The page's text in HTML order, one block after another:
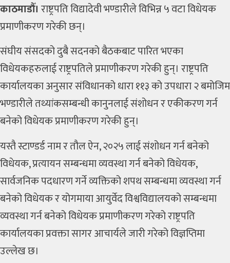
कृषि
रोचक
लेख
काठमाडौँ। राष्ट्रपति विद्यादेवी भण्डारीले विभिन्न ५ वटा विधेयक
प्रमाणीकरण गरेकी छन्।
संघीय संसदको दुबै सदनको बैठकबाट पारित भएका
विधेयकहरुलाई राष्ट्रपतिले प्रमाणीकरण गरेकी हुन्। राष्ट्रपति
कार्यालयका अनुसार संविधानको धारा ११३ को उपधारा २ बमोजिम
भण्डारीले तथ्यांकसम्बन्धी कानुनलाई संशोधन र एकीकरण गर्न
बनेको विधेयक प्रमाणीकरण गरेकी हुन्।
यस्तै स्टाण्डर्ड नाम र तौल ऐन, २०२५ लाई संशोधन गर्न बनेको
विधेयक, प्रत्यायन सम्बन्धमा व्यवस्था गर्न बनेको विधेयक,
सार्वजनिक पदधारण गर्ने व्यक्तिको शपथ सम्बन्धमा व्यवस्था गर्न
बनेको विधेयक र योगमाया आयुर्वेद विश्वविद्यालयको सम्बन्धमा
व्यवस्था गर्न बनेको विधेयक प्रमाणीकरण गरेको राष्ट्रपति
कार्यालयका प्रवक्ता सागर आचार्यले जारी गरेको विज्ञप्तिमा
उल्लेख छ।